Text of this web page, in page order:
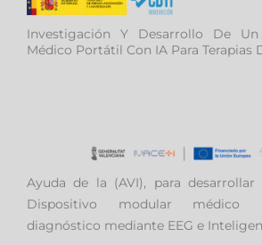
Investigación Y Desarrollo De
Médico Portátil Con IA Para Terapias
Ayuda de la (AVI), para
Dispositivo modular médico
diagnóstico mediante EEG e